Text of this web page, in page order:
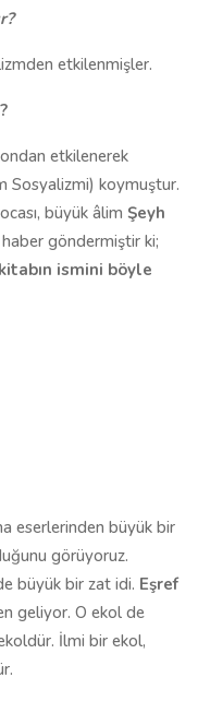
etkilenmişler.
etkilenerek
Sosyalizmi) koymuştur.
büyük âlim Şeyh
göndermiştir ki;
ismini böyle
eserlerinden büyük bir
görüyoruz.
büyük bir zat idi. Eşref
geliyor. O ekol de
İlmi bir ekol,